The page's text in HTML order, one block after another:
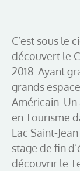
C’est sous le
découvert le
2018. Ayant
grands
Américain.
en Tourisme
Lac Saint-
stage de fin
découvrir le